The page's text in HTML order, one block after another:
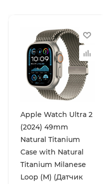
Apple Watch Ultra 2
(2024) 49mm
Natural Titanium
Case with Natural
Titanium Milanese
Loop (M) (Датчик